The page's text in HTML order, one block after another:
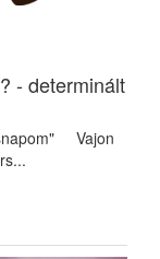
- determinált
Vajon